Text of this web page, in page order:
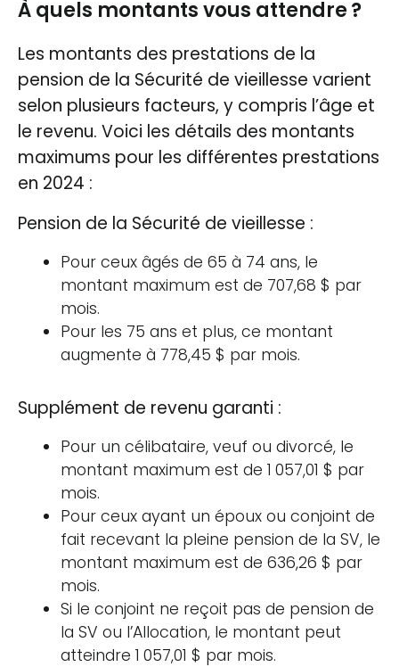
À quels montants vous attendre ?
Les montants des prestations de la
pension de la Sécurité de vieillesse varient
selon plusieurs facteurs, y compris l’âge et
le revenu. Voici les détails des montants
maximums pour les différentes prestations
en 2024 :
Pension de la Sécurité de vieillesse :
Pour ceux âgés de 65 à 74 ans, le
montant maximum est de 707,68 $ par
mois.
Pour les 75 ans et plus, ce montant
augmente à 778,45 $ par mois​​.
Supplément de revenu garanti :
Pour un célibataire, veuf ou divorcé, le
montant maximum est de 1 057,01 $ par
mois.
Pour ceux ayant un époux ou conjoint de
fait recevant la pleine pension de la SV, le
montant maximum est de 636,26 $ par
mois.
Si le conjoint ne reçoit pas de pension de
la SV ou l’Allocation, le montant peut
atteindre 1 057,01 $ par mois​​.